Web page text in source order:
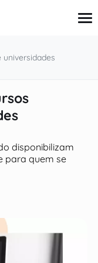
disponibilizam
para quem se